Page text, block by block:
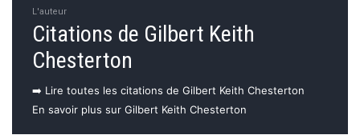
L'auteur
Citations de Gilbert Keith
Chesterton
➡️ Lire toutes les citations de Gilbert Keith Chesterton
En savoir plus sur Gilbert Keith Chesterton